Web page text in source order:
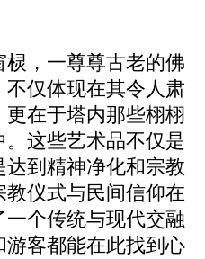
棂，一尊尊古老的佛
仅体现在其令人肃
在于塔内那些栩栩
这些艺术品不仅是
到精神净化和宗教
教仪式与民间信仰在
个传统与现代交融
客都能在此找到心